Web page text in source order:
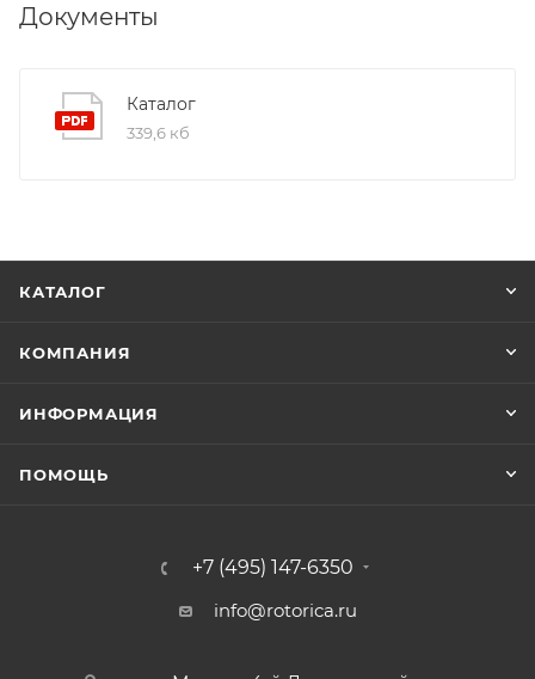
Простота установки
Документы
Каталог
339,6 кб
КАТАЛОГ
КОМПАНИЯ
ИНФОРМАЦИЯ
ПОМОЩЬ
+7 (495) 147-6350
info@rotorica.ru